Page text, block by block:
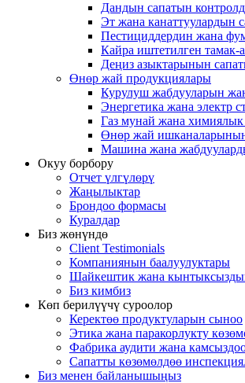
Дандын сапатын
Эт жана канаттуулардын
Пестициддердин жана
Кайра иштетилген
Деңиз азыктарынын
Өнөр жай продукциялары
Курулуш жабдууларын
Энергетика жана электр
Газ мунай жана
Өнөр жай
Машина жана
Окуу борбору
Отчет үлгүлөрү
Жаңылыктар
Брондоо формасы
Куралдар
Биз жөнүндө
Client Testimonials
Компаниянын баалуулуктары
Шайкештик жана
Биз кимбиз
Көп берилүүчү суроолор
Керектөө продуктуларын сыноо
Этика жана паракорлукту
Фабрика аудити жана
Сапатты көзөмөлдөө
Биз менен байланышыңыз